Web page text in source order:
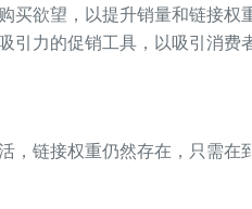
买欲望，以提升销量和链接权
力的促销工具，以吸引消费
链接权重仍然存在，只需在